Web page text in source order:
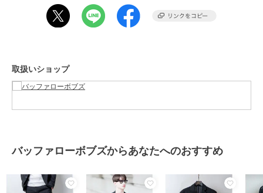
これからの時期に大活躍するイージーパンツ スラックスです。
男性 1-2/S-M 2-3/M-L 3-4/L-XL
女性 1-2/M-L 2-3/L-XL 3-4/XL-XXL
完売カラーの再入荷通知、ラスト1点の通知、セールの通知を受け取
ることが出来ます！
取扱いショップ
バッファローボブズからあなたへのおすすめ